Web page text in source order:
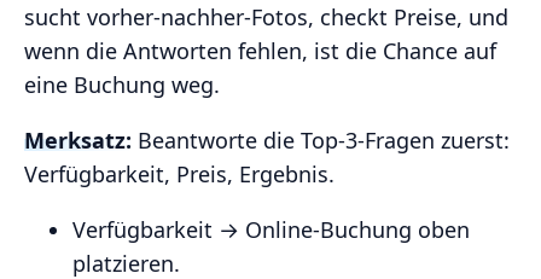
sucht vorher‑nachher‑Fotos, checkt Preise, und
wenn die Antworten fehlen, ist die Chance auf
eine Buchung weg.
Merksatz: Beantworte die Top‑3‑Fragen zuerst:
Verfügbarkeit, Preis, Ergebnis.
Verfügbarkeit → Online‑Buchung oben
platzieren.